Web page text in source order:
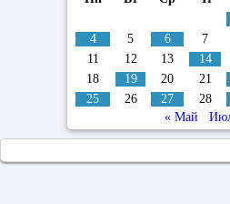
4
5 6 7
11
12 13 14
18
19 20 21
25
26 27 28
« Май